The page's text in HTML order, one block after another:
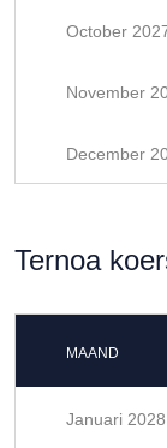
October
November
December
Ternoa
MAAND
Januari 2028